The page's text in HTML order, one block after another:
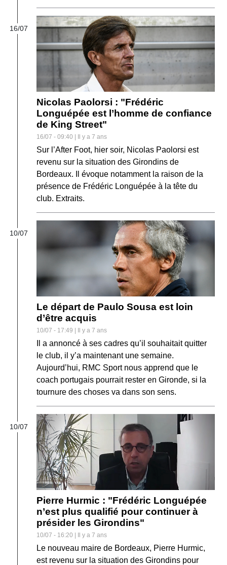
16/07
Nicolas Paolorsi : "Frédéric
Longuépée est l’homme de confiance
de King Street"
16/07 - 09:40 | Il y a 7 ans
Sur l’After Foot, hier soir, Nicolas Paolorsi est
revenu sur la situation des Girondins de
Bordeaux. Il évoque notamment la raison de la
présence de Frédéric Longuépée à la tête du
club. Extraits.
10/07
Le départ de Paulo Sousa est loin
d’être acquis
10/07 - 17:49 | Il y a 7 ans
Il a annoncé à ses cadres qu’il souhaitait quitter
le club, il y’a maintenant une semaine.
Aujourd’hui, RMC Sport nous apprend que le
coach portugais pourrait rester en Gironde, si la
tournure des choses va dans son sens.
10/07
Pierre Hurmic : "Frédéric Longuépée
n’est plus qualifié pour continuer à
présider les Girondins"
10/07 - 16:20 | Il y a 7 ans
Le nouveau maire de Bordeaux, Pierre Hurmic,
est revenu sur la situation des Girondins pour